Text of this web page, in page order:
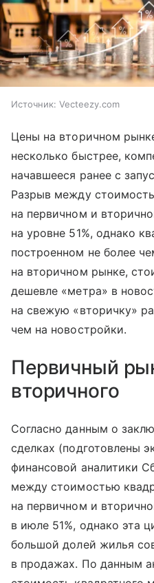
Источник: Vecteezy.com
Цены на вторичном
несколько быстрее,
начавшееся ранее с
Разрыв между
на первичном и
на уровне 51%, однако
построенном не более
на вторичном рынке,
дешевле «метра» в
на свежую «вторичку»
чем на новостройки.
Первичный
вторичного
Согласно данным о
сделках (подготовлены
финансовой аналитики
между стоимостью
на первичном и
в июле 51%, однако эта
большой долей жилья
в продажах. По данным